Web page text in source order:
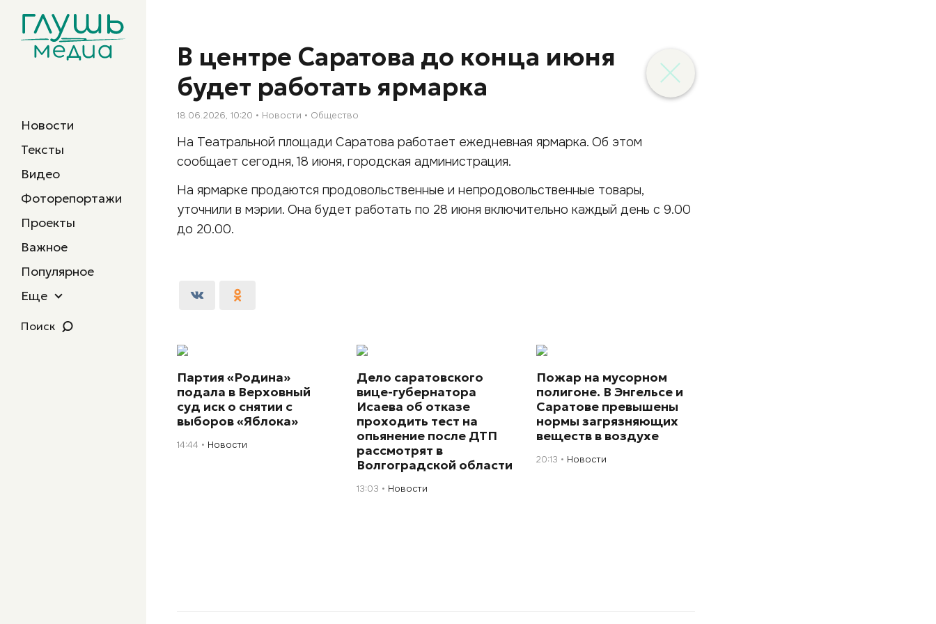
Новости
Тексты
Видео
Фоторепортажи
Проекты
Важное
Популярное
Еще
Поиск
В центре Саратова до конца июня
будет работать ярмарка
18.06.2026, 10:20 Новости Общество
На Театральной площади Саратова работает ежедневная ярмарка. Об этом
сообщает сегодня, 18 июня, городская администрация.
На ярмарке продаются продовольственные и непродовольственные товары,
уточнили в мэрии. Она будет работать по 28 июня включительно каждый день с 9.00
до 20.00.
Партия «Родина»
подала в Верховный
суд иск о снятии с
выборов «Яблока»
14:44 Новости
Дело саратовского
вице-губернатора
Исаева об отказе
проходить тест на
опьянение после ДТП
рассмотрят в
Волгоградской области
13:03 Новости
Пожар на мусорном
полигоне. В Энгельсе и
Саратове превышены
нормы загрязняющих
веществ в воздухе
20:13 Новости